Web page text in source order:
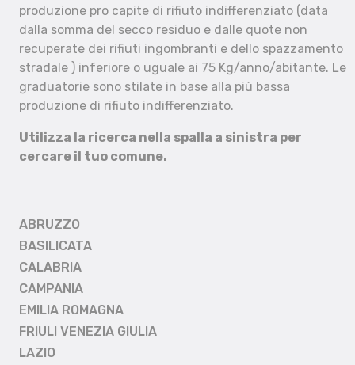
produzione pro capite di rifiuto indifferenziato (data
dalla somma del secco residuo e dalle quote non
recuperate dei rifiuti ingombranti e dello spazzamento
stradale ) inferiore o uguale ai 75 Kg/anno/abitante. Le
graduatorie sono stilate in base alla più bassa
produzione di rifiuto indifferenziato.
Utilizza la ricerca nella spalla a sinistra per
cercare il tuo comune.
ABRUZZO
BASILICATA
CALABRIA
CAMPANIA
EMILIA ROMAGNA
FRIULI VENEZIA GIULIA
LAZIO